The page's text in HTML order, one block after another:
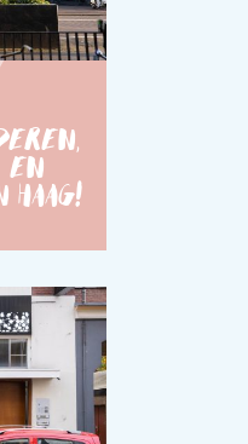
EN
HAAG!